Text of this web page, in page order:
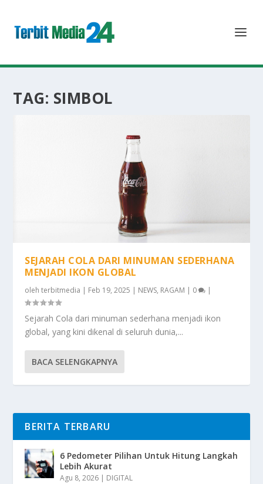
TAG: SIMBOL
SEJARAH COLA DARI MINUMAN SEDERHANA
MENJADI IKON GLOBAL
olehterbitmedia | Feb 19, 2025 | NEWS, RAGAM | 0 |
Sejarah Cola dari minuman sederhana menjadi ikon
global, yang kini dikenal di seluruh dunia,...
BACA SELENGKAPNYA
BERITA TERBARU
6 Pedometer Pilihan Untuk Hitung Langkah
Lebih Akurat
Agu 8, 2026 | DIGITAL